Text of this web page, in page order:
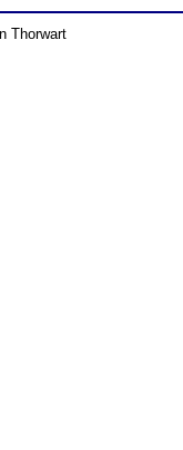
Thorwart